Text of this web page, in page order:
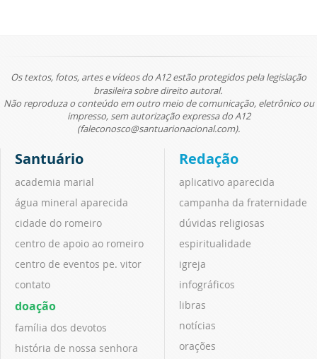
Os textos, fotos, artes e vídeos do A12 estão protegidos pela legislação
brasileira sobre direito autoral.
Não reproduza o conteúdo em outro meio de comunicação, eletrônico ou
impresso, sem autorização expressa do A12
(faleconosco@santuarionacional.com).
Santuário
academia marial
água mineral aparecida
cidade do romeiro
centro de apoio ao romeiro
centro de eventos pe. vitor
contato
doação
família dos devotos
história de nossa senhora
Redação
aplicativo aparecida
campanha da fraternidade
dúvidas religiosas
espiritualidade
igreja
infográficos
libras
notícias
orações